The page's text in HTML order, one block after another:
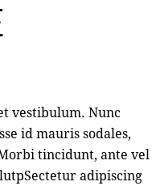
vestibulum. Nunc
id mauris sodales,
tincidunt, ante vel
adipiscing